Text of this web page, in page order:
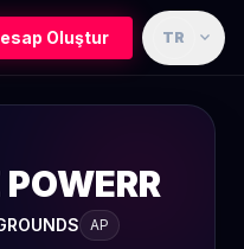
Oluştur TR expand_more
AP